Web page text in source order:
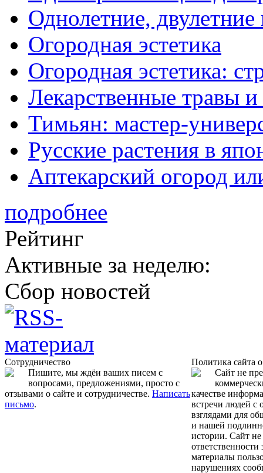
Однолетние,
Огородная эстетика
Огородная эстетика:
Лекарственные травы и
Тимьян: мастер-
Русские растения в
Аптекарский огород
подробнее
Рейтинг
Активные за неделю:
Сбор новостей
Сотрудничество
Пишите, мы ждёи ваших писем с
вопросами, предложениями, просто с
отзывами о сайте и сотрудничестве. Написать
письмо.
Политика сайта
Сайт не
качестве
встречи людей с
взглядами для
и нашей
истории. Сайт не
материалы
нарушениях